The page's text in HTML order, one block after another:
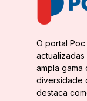
O portal
ampla gama
diversidade
destaca